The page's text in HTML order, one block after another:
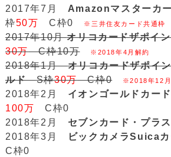
2017年7月 Amazonマスターカ
枠50万 C枠0 ※三井住友カード共通枠
2017年10月オリコカードザポ
30万C枠10万 ※2018年4月解約
2018年1月オリコカードザポイ
ルドS枠30万C枠0 ※2018年12
2018年2月 イオンゴールドカー
100万 C枠0
2018年2月 セブンカード・プラス
2018年3月
ビックカメラSuicaカ
C枠0